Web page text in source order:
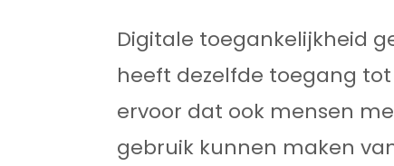
Contact
Werken bij Axendo 5
Digitale toegankelijkheid
heeft dezelfde toegang
ervoor dat ook mensen
gebruik kunnen maken